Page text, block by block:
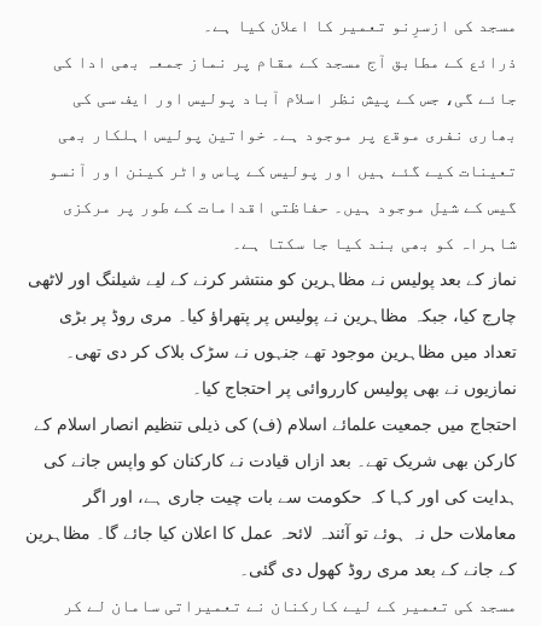
مسجد کی ازسرِنو تعمیر کا اعلان کیا ہے۔
ذرائع کے مطابق آج مسجد کے مقام پر نماز جمعہ بھی ادا کی
جائے گی، جس کے پیش نظر اسلام آباد پولیس اور ایف سی کی
بھاری نفری موقع پر موجود ہے۔ خواتین پولیس اہلکار بھی
تعینات کیے گئے ہیں اور پولیس کے پاس واٹر کینن اور آنسو
گیس کے شیل موجود ہیں۔ حفاظتی اقدامات کے طور پر مرکزی
شاہراہ کو بھی بند کیا جا سکتا ہے۔
نماز کے بعد پولیس نے مظاہرین کو منتشر کرنے کے لیے شیلنگ اور لاٹھی
چارج کیا، جبکہ مظاہرین نے پولیس پر پتھراؤ کیا۔ مری روڈ پر بڑی
تعداد میں مظاہرین موجود تھے جنہوں نے سڑک بلاک کر دی تھی۔
نمازیوں نے بھی پولیس کارروائی پر احتجاج کیا۔
احتجاج میں جمعیت علمائے اسلام (ف) کی ذیلی تنظیم انصار اسلام کے
کارکن بھی شریک تھے۔ بعد ازاں قیادت نے کارکنان کو واپس جانے کی
ہدایت کی اور کہا کہ حکومت سے بات چیت جاری ہے، اور اگر
معاملات حل نہ ہوئے تو آئندہ لائحہ عمل کا اعلان کیا جائے گا۔ مظاہرین
کے جانے کے بعد مری روڈ کھول دی گئی۔
مسجد کی تعمیر کے لیے کارکنان نے تعمیراتی سامان لے کر